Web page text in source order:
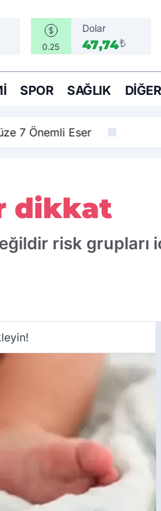
0.25
Dolar
47,74₺
SPOR SAĞLIK DIĞER
7 Önemli Eser
dikkat
risk